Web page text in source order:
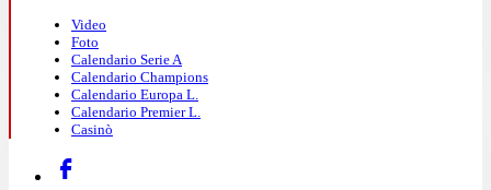
Video
Foto
Calendario Serie A
Calendario Champions
Calendario Europa L.
Calendario Premier L.
Casinò